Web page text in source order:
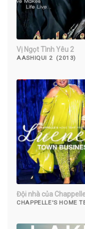
Vị Ngọt Tình Yêu 2
AASHIQUI 2 (2013)
Đội nhà của
Luenell: Thị trấn
CHAPPELLE'S HOME